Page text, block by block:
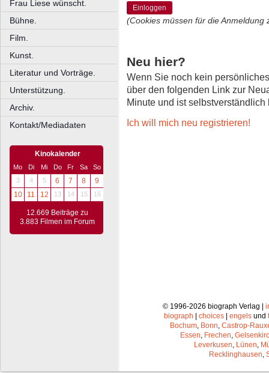
Frau Liese wünscht.
Bühne.
Film.
Kunst.
Literatur und Vorträge.
Unterstützung.
Archiv.
Kontakt/Mediadaten
Kinokalender
Mo Di Mi Do Fr Sa
So
3
4 5 6 7 8
9
10
11 12 13 14 15 16
12.669 Beiträge zu
3.883 Filmen im Forum
Einloggen
(Cookies müssen für die Anmeldung
Neu hier?
Wenn Sie noch kein
über den folgenden Link zur
Minute und ist selbstverständlich
Ich will mich neu registrieren!
© 1996-2026 biograph Verlag |
biograph
choices engels und
Bochum, Bonn, Castrop-
Essen, Frechen,
Leverkusen, Lünen,
Recklinghausen,